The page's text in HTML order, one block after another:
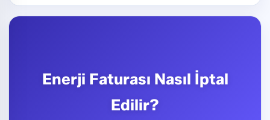
Enerji Faturası Nasıl İptal
Edilir?